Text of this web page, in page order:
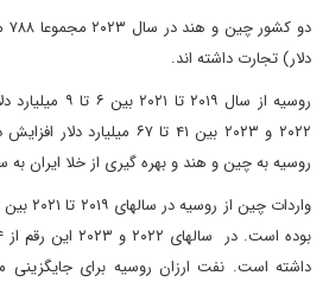
دلار) تجارت داشته اند.
روسیه از سال
۲۰۲۲ و ۲۰۲۳ بین ۴۱ تا ۶۷
روسیه به چین و هند و بهره گیری از خلا ایران
داشته است. نفت ارزان روسیه برای